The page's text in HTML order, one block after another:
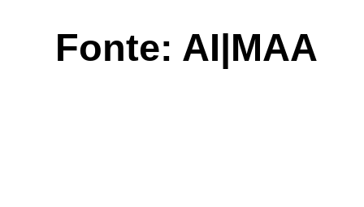
Fonte: AI|MAA